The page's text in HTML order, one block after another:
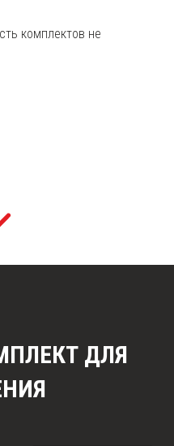
комплектов не
ДЛЯ